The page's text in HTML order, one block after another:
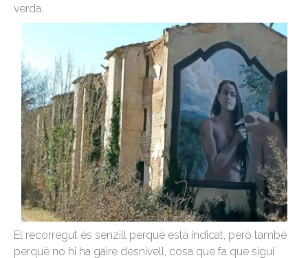
verda.
El recorregut és senzill perquè està indicat, però també
perquè no hi ha gaire desnivell, cosa que fa que sigui